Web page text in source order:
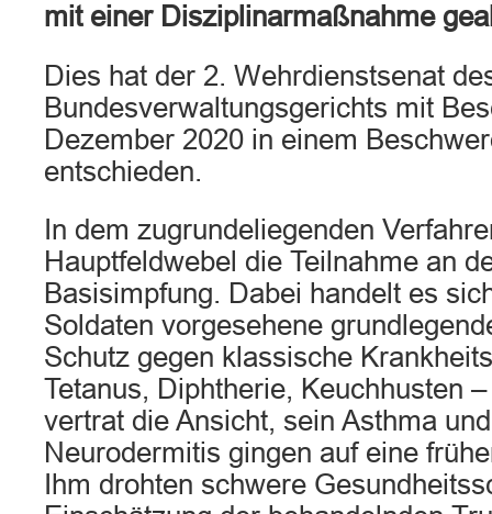
mit einer Disziplinarmaßnahme
Dies hat der 2. Wehrdienstsenat
Bundesverwaltungsgerichts mit
Dezember 2020 in einem
entschieden.
In dem zugrundeliegenden
Hauptfeldwebel die Teilnahme an
Basisimpfung. Dabei handelt es
Soldaten vorgesehene
Schutz gegen klassische
Tetanus, Diphtherie, Keuchhusten
vertrat die Ansicht, sein Asthma
Neurodermitis gingen auf eine
Ihm drohten schwere